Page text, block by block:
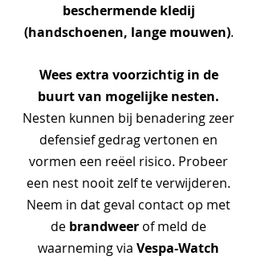
beschermende kledij
(handschoenen, lange mouwen).
Wees extra voorzichtig in de
buurt van mogelijke nesten.
Nesten kunnen bij benadering zeer
defensief gedrag vertonen en
vormen een reëel risico. Probeer
een nest nooit zelf te verwijderen.
Neem in dat geval contact op met
de brandweer of meld de
waarneming via Vespa-Watch